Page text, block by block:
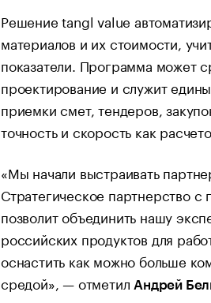
Решение tangl value
материалов и их стоимости,
показатели. Программа может
проектирование и служит
приемки смет, тендеров,
точность и скорость как
«Мы начали выстраивать
Стратегическое партнерство
позволит объединить нашу
российских продуктов для
оснастить как можно больше
средой», — отметил Андрей